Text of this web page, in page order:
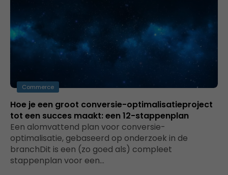
Commerce
Hoe je een groot conversie-optimalisatieproject
tot een succes maakt: een 12-stappenplan
Een alomvattend plan voor conversie-
optimalisatie, gebaseerd op onderzoek in de
branchDit is een (zo goed als) compleet
stappenplan voor een…